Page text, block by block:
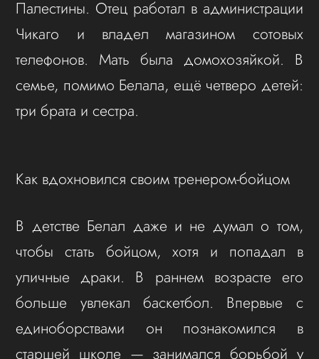
Палестины. Отец работал в администрации
Чикаго и владел магазином сотовых
телефонов. Мать была домохозяйкой. В
семье, помимо Белала, ещё четверо детей:
три брата и сестра.
Как вдохновился своим тренером-бойцом
В детстве Белал даже и не думал о том,
чтобы стать бойцом, хотя и попадал в
уличные драки. В раннем возрасте его
больше увлекал баскетбол. Впервые с
единоборствами он познакомился в
старшей школе — занимался борьбой у